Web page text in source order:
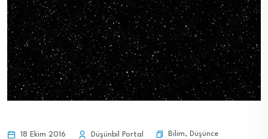
18 Ekim 2016 Düşünbil Portal Bilim, Düşünce